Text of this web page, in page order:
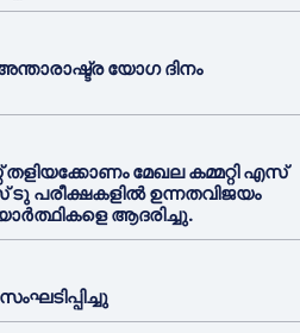
യോഗ ദിനം
മേഖല കമ്മറ്റി എസ്
ഉന്നതവിജയം
ആദരിച്ചു.